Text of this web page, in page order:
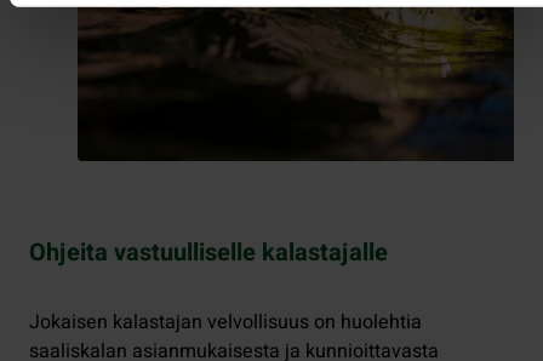
Ohjeita vastuulliselle kalastajalle
Jokaisen kalastajan velvollisuus on huolehtia
saaliskalan asianmukaisesta ja kunnioittavasta